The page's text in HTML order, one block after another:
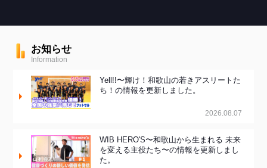
お知らせ
Information
Yell!!〜輝け！和歌山の若きアスリートた
ち！の情報を更新しました。
2026.08.07
WIB HERO'S〜和歌山から生まれる 未来
を変える主役たち〜の情報を更新しまし
た。